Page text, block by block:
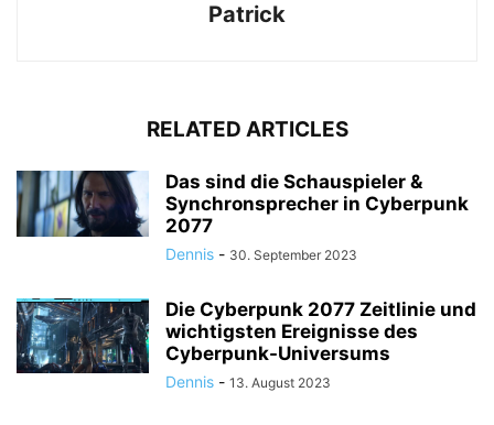
Patrick
RELATED ARTICLES
Das sind die Schauspieler &
Synchronsprecher in Cyberpunk
2077
Dennis - 30. September 2023
Die Cyberpunk 2077 Zeitlinie und
wichtigsten Ereignisse des
Cyberpunk-Universums
Dennis - 13. August 2023